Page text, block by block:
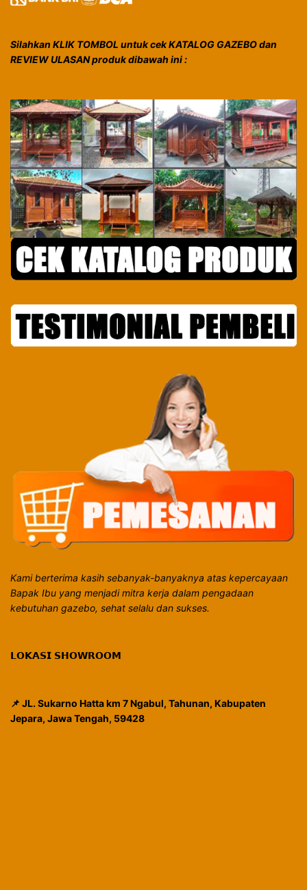
Silahkan KLIK TOMBOL untuk cek KATALOG GAZEBO dan
REVIEW ULASAN produk dibawah ini :
Kami berterima kasih sebanyak-banyaknya atas kepercayaan
Bapak Ibu yang menjadi mitra kerja dalam pengadaan
kebutuhan gazebo, sehat selalu dan sukses.
𝗟𝗢𝗞𝗔𝗦𝗜 𝗦𝗛𝗢𝗪𝗥𝗢𝗢𝗠
📌 JL. Sukarno Hatta km 7 Ngabul, Tahunan, Kabupaten
Jepara, Jawa Tengah, 59428